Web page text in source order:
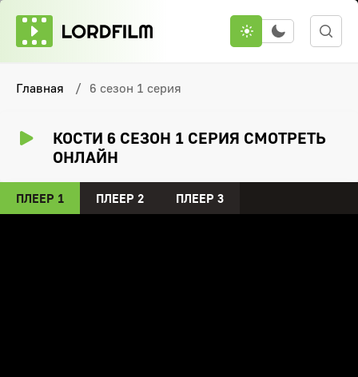
Главная 6 сезон 1 серия
КОСТИ 6 СЕЗОН 1 СЕРИЯ СМОТРЕТЬ
ОНЛАЙН
ПЛЕЕР 1 ПЛЕЕР 2 ПЛЕЕР 3